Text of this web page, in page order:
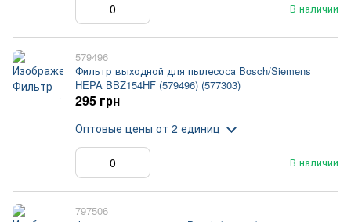
В наличии
579496
Фильтр выходной для пылесоса Bosch/Siemens
HEPA BBZ154HF (579496) (577303)
В наличии
295 грн
Оптовые цены от 2 единиц
797506